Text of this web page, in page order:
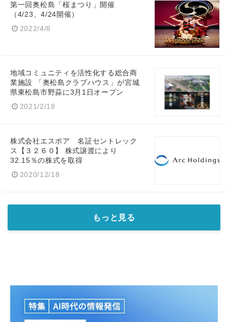
第一回奥松島「桜まつり」開催
（4/23、4/24開催）
2022/4/8
地域コミュニティを活性化する総合商
業施設 「奥松島クラブハウス」が宮城
県東松島市野蒜に3月1日オープン
2021/2/18
株式会社エスポア 名証セントレック
ス【３２６０】 株式譲渡により
32.15％の株式を取得
2020/12/18
もっと見る